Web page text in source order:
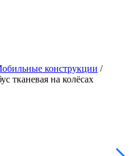
конструкции /
тканевая на колёсах